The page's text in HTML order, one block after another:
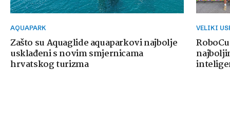
AQUAPARK
Zašto su Aquaglide aquaparkovi najbolje
usklađeni s novim smjernicama
hrvatskog turizma
VELIKI